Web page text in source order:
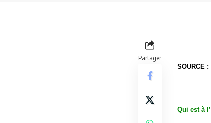
Partager
SOURCE
Qui est à